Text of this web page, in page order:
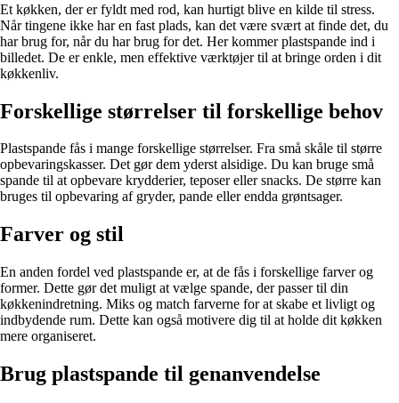
Et køkken, der er fyldt med rod, kan hurtigt blive en kilde til stress.
Når tingene ikke har en fast plads, kan det være svært at finde det, du
har brug for, når du har brug for det. Her kommer plastspande ind i
billedet. De er enkle, men effektive værktøjer til at bringe orden i dit
køkkenliv.
Forskellige størrelser til forskellige behov
Plastspande fås i mange forskellige størrelser. Fra små skåle til større
opbevaringskasser. Det gør dem yderst alsidige. Du kan bruge små
spande til at opbevare krydderier, teposer eller snacks. De større kan
bruges til opbevaring af gryder, pande eller endda grøntsager.
Farver og stil
En anden fordel ved plastspande er, at de fås i forskellige farver og
former. Dette gør det muligt at vælge spande, der passer til din
køkkenindretning. Miks og match farverne for at skabe et livligt og
indbydende rum. Dette kan også motivere dig til at holde dit køkken
mere organiseret.
Brug plastspande til genanvendelse